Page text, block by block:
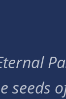
seeds